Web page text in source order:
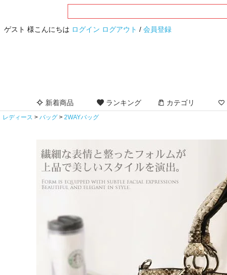
ゲスト 様こんにちは ログイン ログアウト / 会員登録
新着商品 ランキング カテゴリ
レディース バッグ 2WAYバッグ